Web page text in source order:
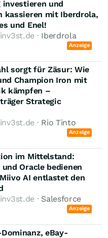
investieren und
kassieren mit Iberdrola,
und Enel!
inv3st.de · Iberdrola
Anzeige
sorgt für Zäsur: Wie
Champion Iron mit
kämpfen –
Strategic
inv3st.de · Rio Tinto
Anzeige
im Mittelstand:
Oracle bedienen
AI entlastet den
inv3st.de · Salesforce
Anzeige
eBay-